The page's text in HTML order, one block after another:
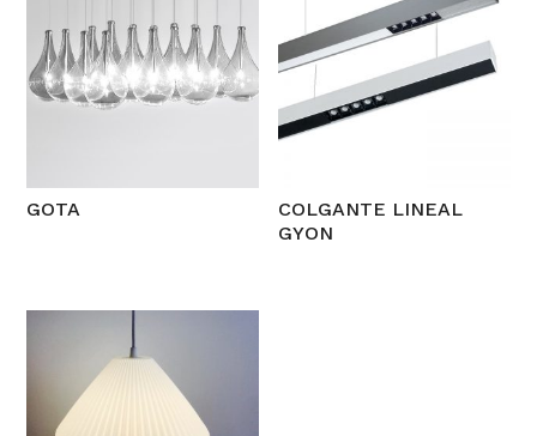
GOTA
COLGANTE LINEAL
GYON